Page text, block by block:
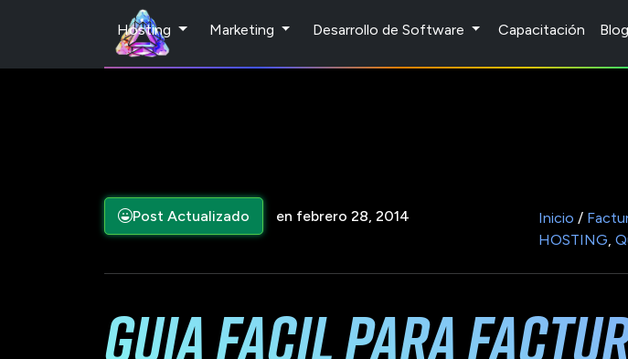
Hosting Marketing Desarrollo de Software Capacitación Blog
Post Actualizado en febrero 28, 2014 Inicio /
HOSTING,
Guia facil para